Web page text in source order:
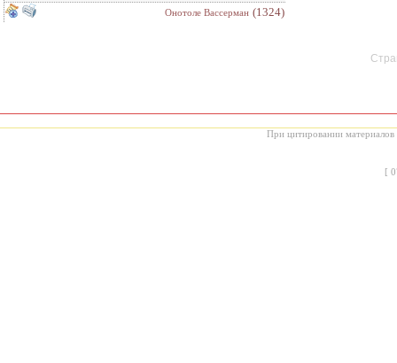
Онотоле Вассерман (1324)
При цитировании материалов
[